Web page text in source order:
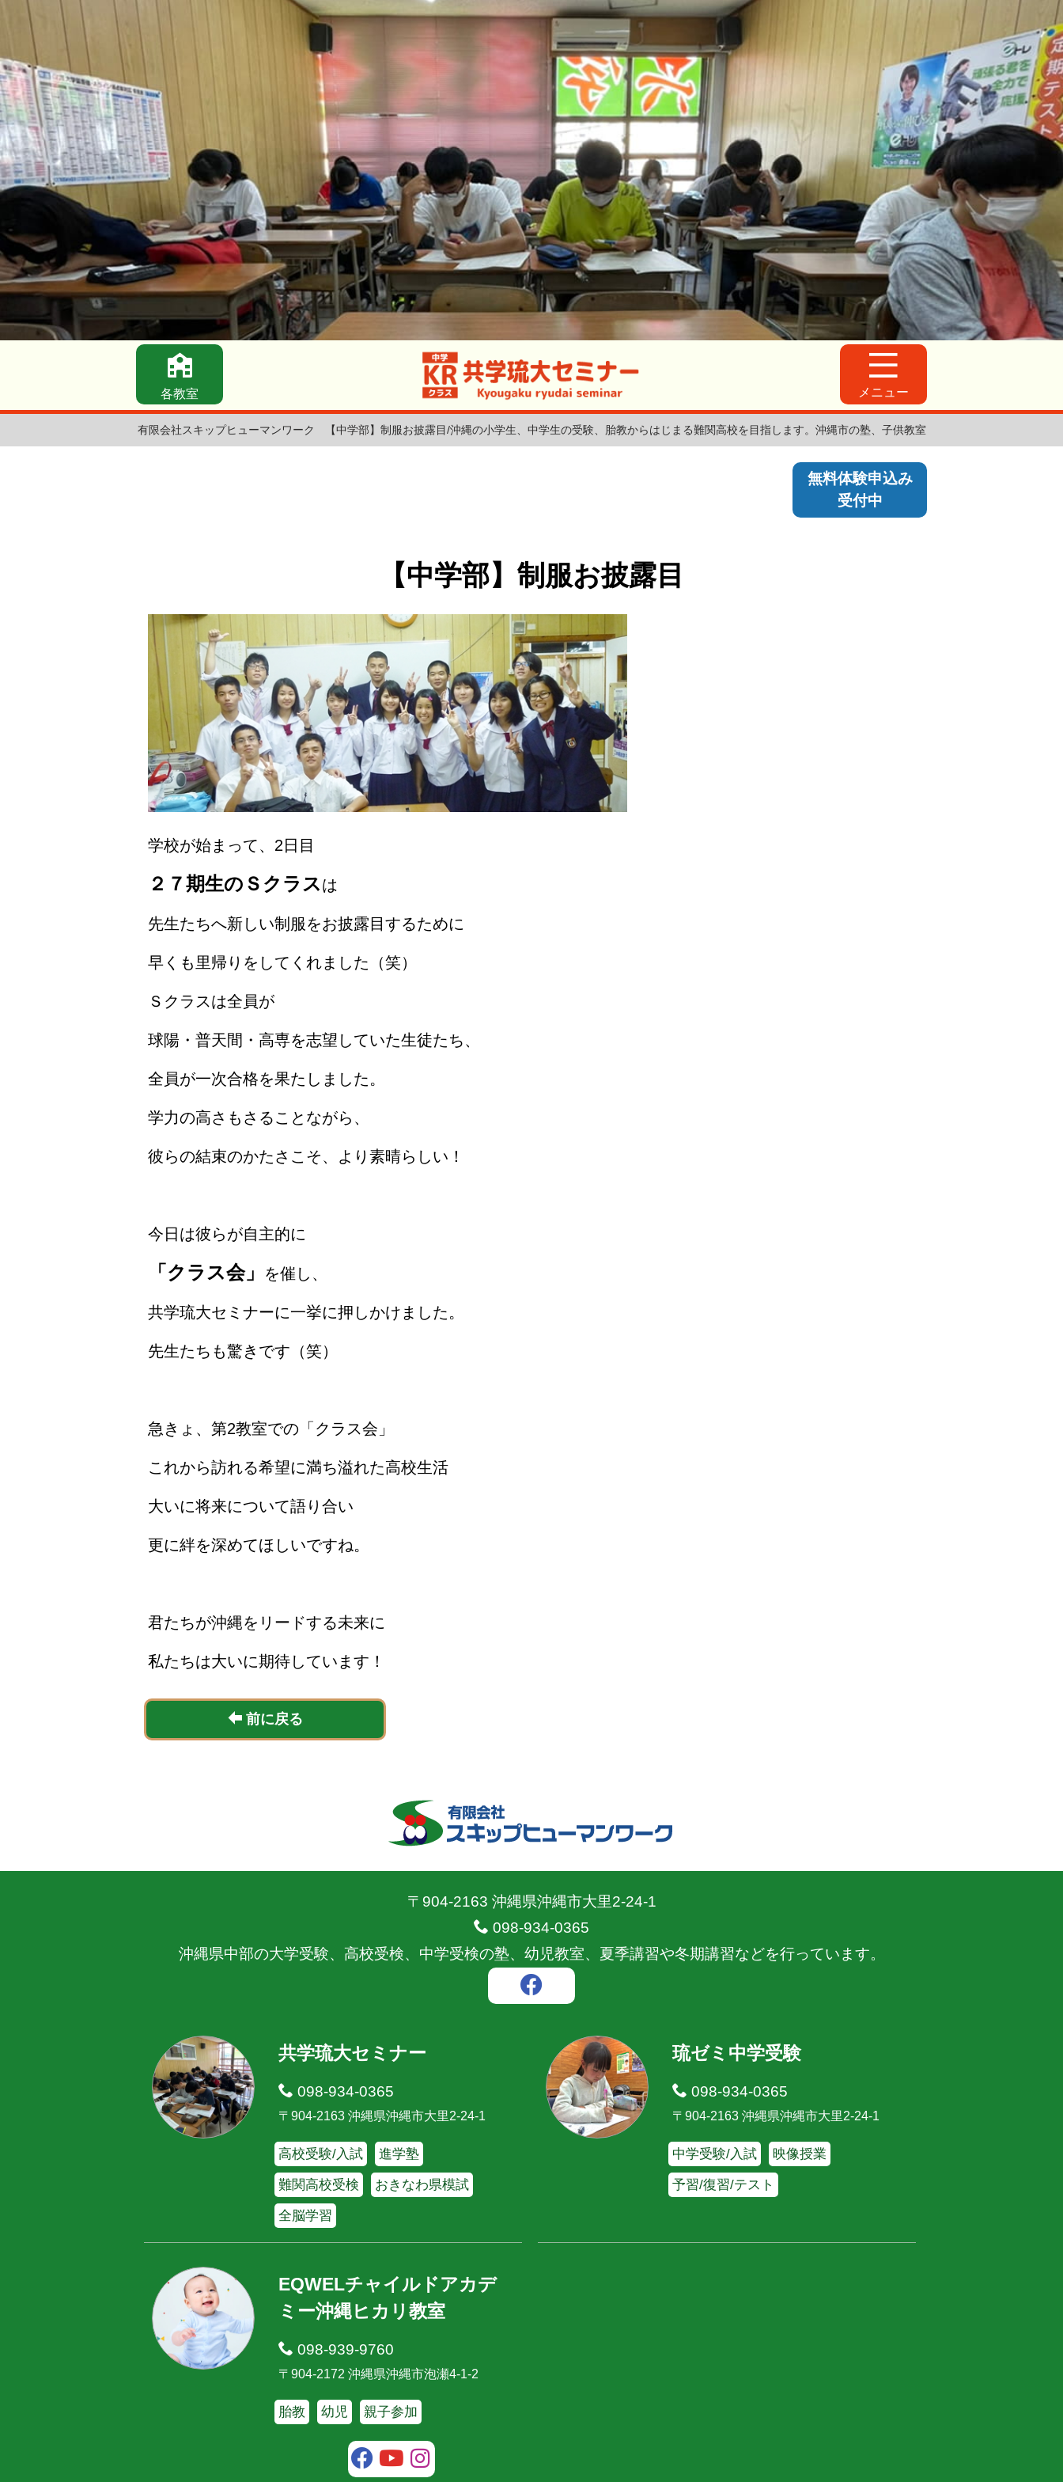
各教室 メニュー
有限会社スキップヒューマンワーク 【中学部】制服お披露目/沖縄の小学生、中学生の受験、胎教からはじまる難関高校を目指します。沖縄市の塾、子供教室
無料体験申込み
受付中
【中学部】制服お披露目
学校が始まって、2日目
２７期生のＳクラスは
先生たちへ新しい制服をお披露目するために
早くも里帰りをしてくれました（笑）
Ｓクラスは全員が
球陽・普天間・高専を志望していた生徒たち、
全員が一次合格を果たしました。
学力の高さもさることながら、
彼らの結束のかたさこそ、より素晴らしい！
今日は彼らが自主的に
「クラス会」 を催し、
共学琉大セミナーに一挙に押しかけました。
先生たちも驚きです（笑）
急きょ、第2教室での「クラス会」
これから訪れる希望に満ち溢れた高校生活
大いに将来について語り合い
更に絆を深めてほしいですね。
君たちが沖縄をリードする未来に
私たちは大いに期待しています！
前に戻る
〒904-2163 沖縄県沖縄市大里2-24-1
098-934-0365
沖縄県中部の大学受験、高校受検、中学受検の塾、幼児教室、夏季講習や冬期講習などを行っています。
共学琉大セミナー
098-934-0365
〒904-2163 沖縄県沖縄市大里2-24-1
高校受験/入試 進学塾
難関高校受検 おきなわ県模試
全脳学習
琉ゼミ中学受験
098-934-0365
〒904-2163 沖縄県沖縄市大里2-24-1
中学受験/入試 映像授業
予習/復習/テスト
EQWELチャイルドアカデ
ミー沖縄ヒカリ教室
098-939-9760
〒904-2172 沖縄県沖縄市泡瀬4-1-2
胎教 幼児 親子参加